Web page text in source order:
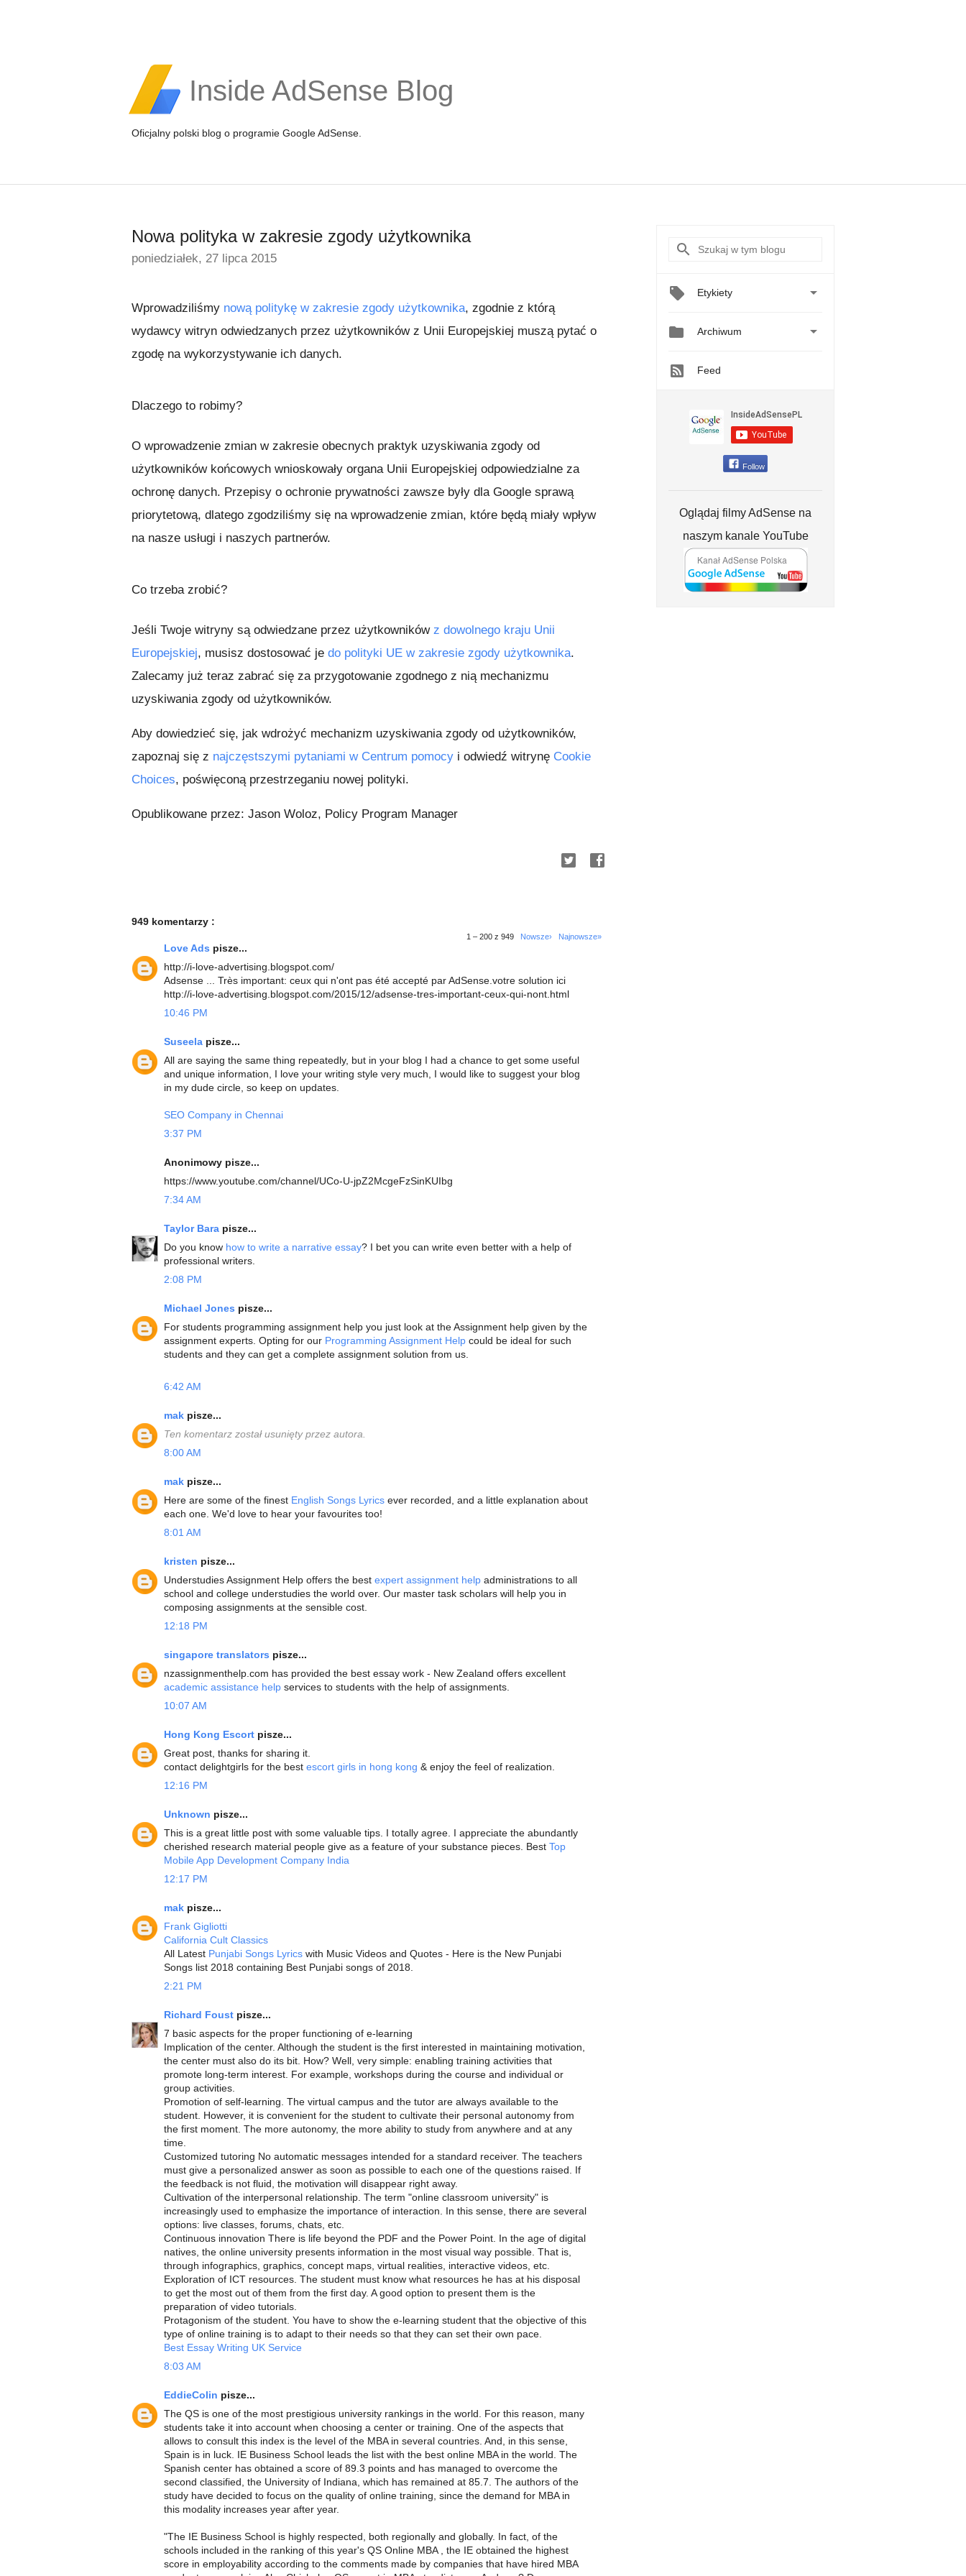
Inside AdSense Blog
Oficjalny polski blog o programie Google AdSense.
Nowa polityka w zakresie zgody użytkownika
poniedziałek, 27 lipca 2015
Wprowadziliśmy nową politykę w zakresie zgody użytkownika, zgodnie z którą
wydawcy witryn odwiedzanych przez użytkowników z Unii Europejskiej muszą pytać o
zgodę na wykorzystywanie ich danych.
Dlaczego to robimy?
O wprowadzenie zmian w zakresie obecnych praktyk uzyskiwania zgody od
użytkowników końcowych wnioskowały organa Unii Europejskiej odpowiedzialne za
ochronę danych. Przepisy o ochronie prywatności zawsze były dla Google sprawą
priorytetową, dlatego zgodziliśmy się na wprowadzenie zmian, które będą miały wpływ
na nasze usługi i naszych partnerów.
Co trzeba zrobić?
Jeśli Twoje witryny są odwiedzane przez użytkowników z dowolnego kraju Unii
Europejskiej, musisz dostosować je do polityki UE w zakresie zgody użytkownika.
Zalecamy już teraz zabrać się za przygotowanie zgodnego z nią mechanizmu
uzyskiwania zgody od użytkowników.
Aby dowiedzieć się, jak wdrożyć mechanizm uzyskiwania zgody od użytkowników,
zapoznaj się z najczęstszymi pytaniami w Centrum pomocy i odwiedź witrynę Cookie
Choices, poświęconą przestrzeganiu nowej polityki.
Opublikowane przez: Jason Woloz, Policy Program Manager
949 komentarzy :
1 – 200 z 949 Nowsze› Najnowsze»
Love Ads pisze...
http://i-love-advertising.blogspot.com/
Adsense ... Très important: ceux qui n'ont pas été accepté par AdSense.votre solution ici
http://i-love-advertising.blogspot.com/2015/12/adsense-tres-important-ceux-qui-nont.html
10:46 PM
Suseela pisze...
All are saying the same thing repeatedly, but in your blog I had a chance to get some useful
and unique information, I love your writing style very much, I would like to suggest your blog
in my dude circle, so keep on updates.
SEO Company in Chennai
3:37 PM
Anonimowy pisze...
https://www.youtube.com/channel/UCo-U-jpZ2McgeFzSinKUIbg
7:34 AM
Taylor Bara pisze...
Do you know how to write a narrative essay? I bet you can write even better with a help of
professional writers.
2:08 PM
Michael Jones pisze...
For students programming assignment help you just look at the Assignment help given by the
assignment experts. Opting for our Programming Assignment Help could be ideal for such
students and they can get a complete assignment solution from us.
6:42 AM
mak pisze...
Ten komentarz został usunięty przez autora.
8:00 AM
mak pisze...
Here are some of the finest English Songs Lyrics ever recorded, and a little explanation about
each one. We'd love to hear your favourites too!
8:01 AM
kristen pisze...
Understudies Assignment Help offers the best expert assignment help administrations to all
school and college understudies the world over. Our master task scholars will help you in
composing assignments at the sensible cost.
12:18 PM
singapore translators pisze...
nzassignmenthelp.com has provided the best essay work - New Zealand offers excellent
academic assistance help services to students with the help of assignments.
10:07 AM
Hong Kong Escort pisze...
Great post, thanks for sharing it.
contact delightgirls for the best escort girls in hong kong & enjoy the feel of realization.
12:16 PM
Unknown pisze...
This is a great little post with some valuable tips. I totally agree. I appreciate the abundantly
cherished research material people give as a feature of your substance pieces. Best Top
Mobile App Development Company India
12:17 PM
mak pisze...
Frank Gigliotti
California Cult Classics
All Latest Punjabi Songs Lyrics with Music Videos and Quotes - Here is the New Punjabi
Songs list 2018 containing Best Punjabi songs of 2018.
2:21 PM
Richard Foust pisze...
7 basic aspects for the proper functioning of e-learning
Implication of the center. Although the student is the first interested in maintaining motivation,
the center must also do its bit. How? Well, very simple: enabling training activities that
promote long-term interest. For example, workshops during the course and individual or
group activities.
Promotion of self-learning. The virtual campus and the tutor are always available to the
student. However, it is convenient for the student to cultivate their personal autonomy from
the first moment. The more autonomy, the more ability to study from anywhere and at any
time.
Customized tutoring No automatic messages intended for a standard receiver. The teachers
must give a personalized answer as soon as possible to each one of the questions raised. If
the feedback is not fluid, the motivation will disappear right away.
Cultivation of the interpersonal relationship. The term "online classroom university" is
increasingly used to emphasize the importance of interaction. In this sense, there are several
options: live classes, forums, chats, etc.
Continuous innovation There is life beyond the PDF and the Power Point. In the age of digital
natives, the online university presents information in the most visual way possible. That is,
through infographics, graphics, concept maps, virtual realities, interactive videos, etc.
Exploration of ICT resources. The student must know what resources he has at his disposal
to get the most out of them from the first day. A good option to present them is the
preparation of video tutorials.
Protagonism of the student. You have to show the e-learning student that the objective of this
type of online training is to adapt to their needs so that they can set their own pace.
Best Essay Writing UK Service
8:03 AM
EddieColin pisze...
The QS is one of the most prestigious university rankings in the world. For this reason, many
students take it into account when choosing a center or training. One of the aspects that
allows to consult this index is the level of the MBA in several countries. And, in this sense,
Spain is in luck. IE Business School leads the list with the best online MBA in the world. The
Spanish center has obtained a score of 89.3 points and has managed to overcome the
second classified, the University of Indiana, which has remained at 85.7. The authors of the
study have decided to focus on the quality of online training, since the demand for MBA in
this modality increases year after year.
"The IE Business School is highly respected, both regionally and globally. In fact, of the
schools included in the ranking of this year's QS Online MBA , the IE obtained the highest
score in employability according to the comments made by companies that have hired MBA
Etykiety 
 Archiwum 
Feed
Follow
Oglądaj filmy AdSense na
naszym kanale YouTube